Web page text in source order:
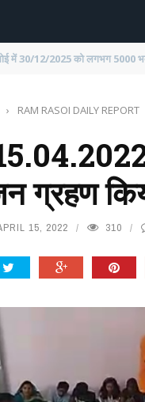
में 30.11.2025 को 5530 भक्तों ने
› RAM RASOI DAILY REPORT
ग्रहण
15, 2022 310